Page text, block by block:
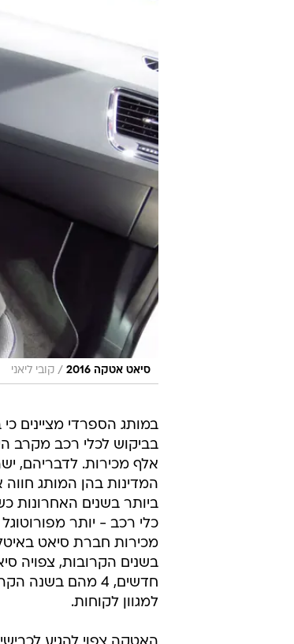
סיאט אטקה 2016 / קובי ליאני
אלף מכירות. לדבריהם,
המדינות בהן המותג
כלי רכב - יותר
מכירות חברת סיאט
חדשים, 4 מהם
למגוון לקוחות.